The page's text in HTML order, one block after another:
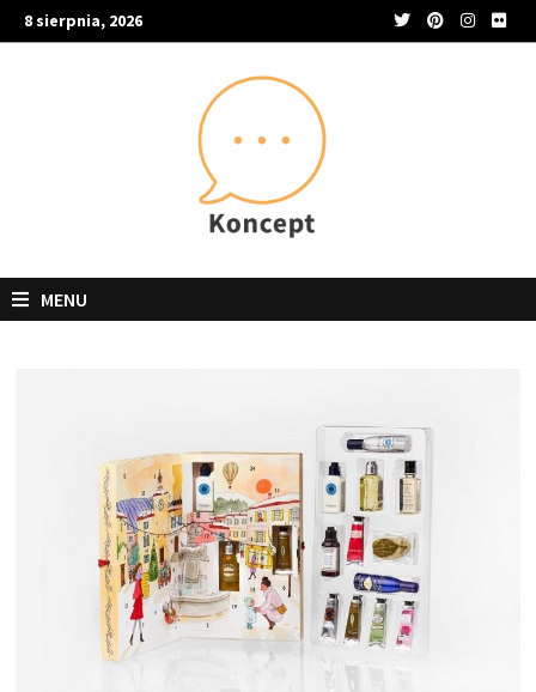
Skip
to
8 sierpnia, 2026
MENU